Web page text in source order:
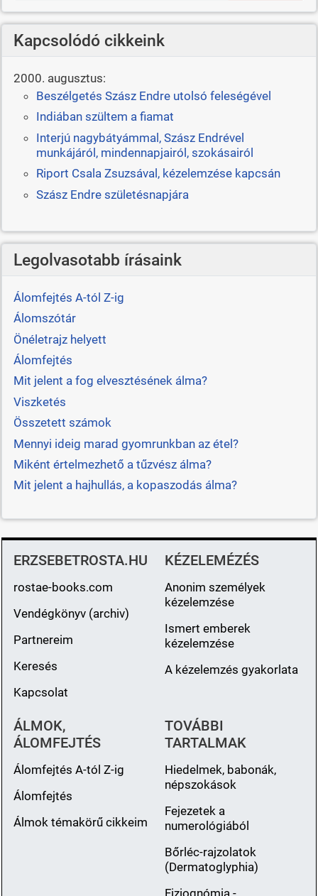
Kapcsolódó cikkeink
2000. augusztus:
Beszélgetés Szász Endre utolsó feleségével
Indiában szültem a fiamat
Interjú nagybátyámmal, Szász Endrével
munkájáról, mindennapjairól, szokásairól
Riport Csala Zsuzsával, kézelemzése kapcsán
Szász Endre születésnapjára
Legolvasotabb írásaink
Álomfejtés A-tól Z-ig
Álomszótár
Önéletrajz helyett
Álomfejtés
Mit jelent a fog elvesztésének álma?
Viszketés
Összetett számok
Mennyi ideig marad gyomrunkban az étel?
Miként értelmezhető a tűzvész álma?
Mit jelent a hajhullás, a kopaszodás álma?
ERZSEBETROSTA.HU
rostae-books.com
Vendégkönyv (archiv)
Partnereim
Keresés
Kapcsolat
KÉZELEMÉZÉS
Anonim személyek
kézelemzése
Ismert emberek
kézelemzése
A kézelemzés gyakorlata
ÁLMOK,
ÁLOMFEJTÉS
Álomfejtés A-tól Z-ig
Álomfejtés
Álmok témakörű cikkeim
TOVÁBBI
TARTALMAK
Hiedelmek, babonák,
népszokások
Fejezetek a
numerológiából
Bőrléc-rajzolatok
(Dermatoglyphia)
Fiziognómia -